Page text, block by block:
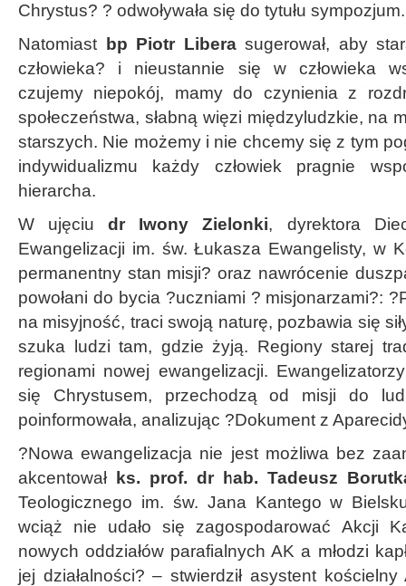
Chrystus? ? odwoływała się do tytułu sympozjum.
Natomiast
bp Piotr Liberasugerował, aby
człowieka? i nieustannie się w człowieka
czujemy niepokój, mamy do czynienia z
społeczeństwa, słabną więzi międzyludzkie, na
starszych. Nie możemy i nie chcemy się z tym
indywidualizmu każdy człowiek pragnie
hierarcha.
W ujęciudr Iwony Zielonki, dyrektora
Ewangelizacji im. św. Łukasza Ewangelisty, w
permanentny stan misji? oraz nawrócenie
powołani do bycia ?uczniami ? misjonarzami?:
na misyjność, traci swoją naturę, pozbawia się
szuka ludzi tam, gdzie żyją. Regiony starej
regionami nowej ewangelizacji.
się Chrystusem, przechodzą od misji do
poinformowała, analizując ?Dokument z
?Nowa ewangelizacja nie jest możliwa bez
akcentował
ks. prof. dr hab. Tadeusz
Teologicznego im. św. Jana Kantego w
wciąż nie udało się zagospodarować Akcji
nowych oddziałów parafialnych AK a młodzi
jej działalności? – stwierdził asystent